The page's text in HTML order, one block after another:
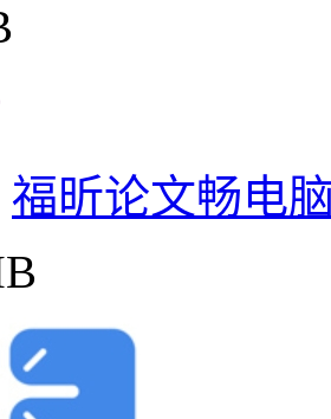
福昕论文畅电